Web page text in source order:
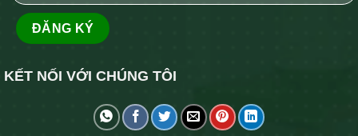
KẾT NỐI VỚI CHÚNG TÔI